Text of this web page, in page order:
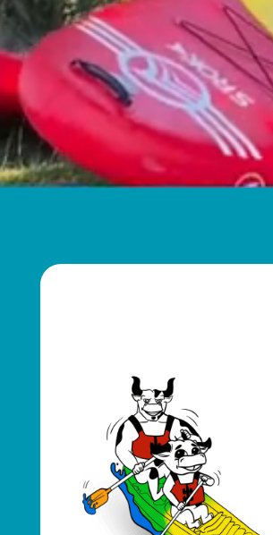
"
Activités particuliers